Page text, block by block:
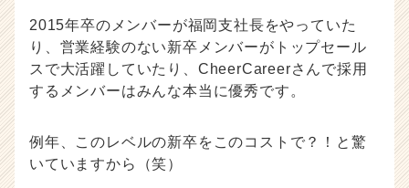
2015年卒のメンバーが福岡支社長をやっていた
り、営業経験のない新卒メンバーがトップセール
スで大活躍していたり、CheerCareerさんで採用
するメンバーはみんな本当に優秀です。
例年、このレベルの新卒をこのコストで？！と驚
いていますから（笑）